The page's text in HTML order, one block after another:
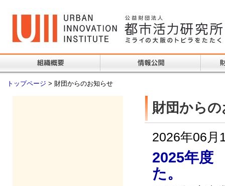
トップページ > 財団からのお知らせ
財団から
2026年06月
2025年度
た。